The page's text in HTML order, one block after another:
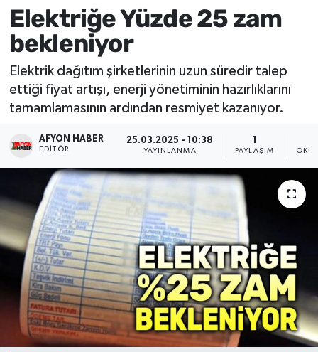
Elektriğe Yüzde 25 zam
bekleniyor
Elektrik dağıtım şirketlerinin uzun süredir talep
ettiği fiyat artışı, enerji yönetiminin hazırlıklarını
tamamlamasının ardından resmiyet kazanıyor.
AFYON HABER
EDITÖR
25.03.2025 - 10:38
YAYINLANMA PAYLAŞIM
Sağlık
Eğitim
Sivil Toplum
Etkinlikler